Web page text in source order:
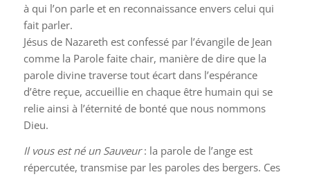
à qui l’on parle et en reconnaissance envers celui qui
fait parler.
Jésus de Nazareth est confessé par l’évangile de Jean
comme la Parole faite chair, manière de dire que la
parole divine traverse tout écart dans l’espérance
d’être reçue, accueillie en chaque être humain qui se
relie ainsi à l’éternité de bonté que nous nommons
Dieu.
Il vous est né un Sauveur: la parole de l’ange est
répercutée, transmise par les paroles des bergers. Ces